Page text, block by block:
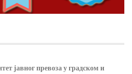
јавног превоза у градском и